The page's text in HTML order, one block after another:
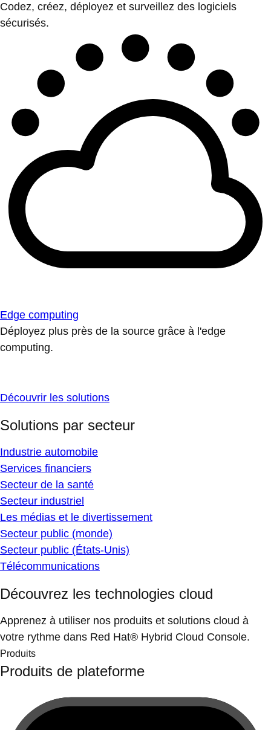
Codez, créez, déployez et surveillez des logiciels
sécurisés.
Edge computing
Déployez plus près de la source grâce à l'edge
computing.
Découvrir les solutions
Solutions par secteur
Industrie automobile
Services financiers
Secteur de la santé
Secteur industriel
Les médias et le divertissement
Secteur public (monde)
Secteur public (États-Unis)
Télécommunications
Découvrez les technologies cloud
Apprenez à utiliser nos produits et solutions cloud à
votre rythme dans Red Hat® Hybrid Cloud Console.
Produits
Produits de plateforme